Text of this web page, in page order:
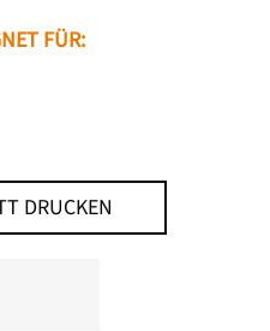
FÜR:
DRUCKEN